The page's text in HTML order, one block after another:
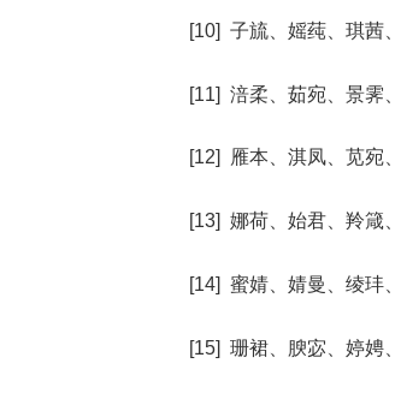
[10] 子旈、媱莼、琪茜
[11] 涪柔、茹宛、景霁
[12] 雁本、淇凤、苋宛
[13] 娜荷、始君、羚箴
[14] 蜜婧、婧曼、绫玤
[15] 珊裙、腴宓、婷娉